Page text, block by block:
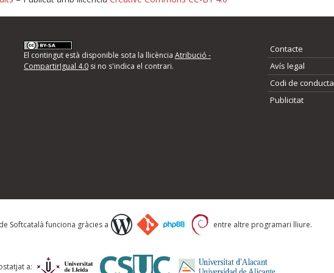
d'errors
següents i descriviu quina és la millora que
El contingut està disponible sota la llicència Atribució -
CompartirIgual 4.0si no s'indica el contrari.
Contacte
Avís legal
Codi de conducta
Publicitat
Softcatalà funciona gràcies a entre altre programari lliure.
a: